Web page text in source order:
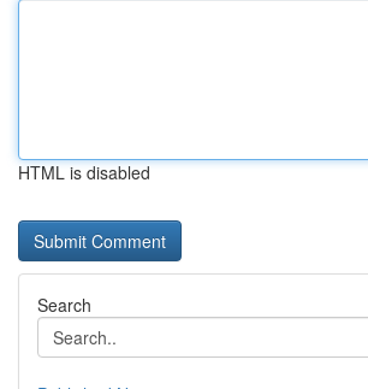
HTML is disabled
Search